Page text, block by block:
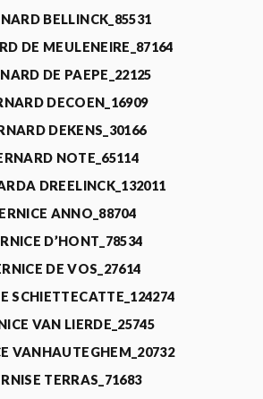
BELLINCK_85531
DE MEULENEIRE_87164
DE PAEPE_22125
DECOEN_16909
DEKENS_30166
NOTE_65114
DREELINCK_132011
ANNO_88704
D’HONT_78534
DE VOS_27614
SCHIETTECATTE_124274
VAN LIERDE_25745
VANHAUTEGHEM_20732
TERRAS_71683